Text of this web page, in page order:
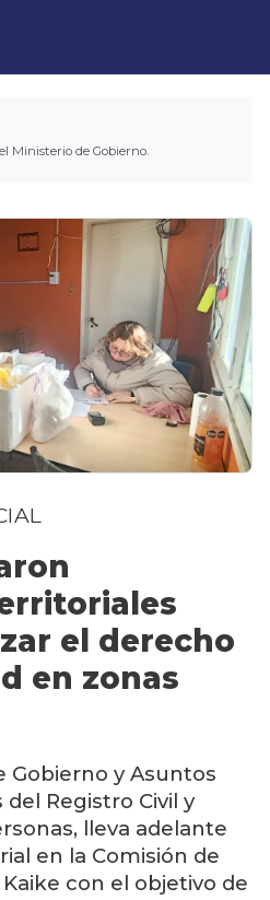
Ministerio de Gobierno.
el derecho
en zonas
Gobierno y Asuntos
del Registro Civil y
lleva adelante
en la Comisión de
con el objetivo de